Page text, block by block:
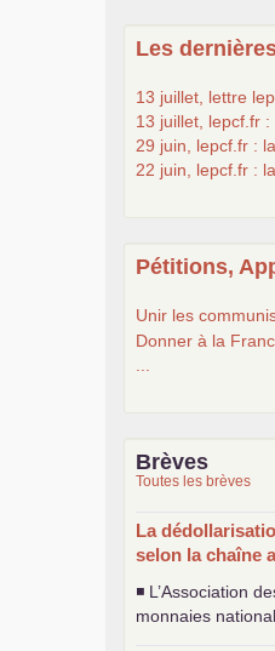
Les
13 juillet, lettre
13 juillet, lepcf.fr
29 juin, lepcf.fr :
22 juin, lepcf.fr :
Pétitions,
Unir les
Donner à la
Brèves
Toutes les brèves
La
selon la chaîne
◾ L’Association
monnaies